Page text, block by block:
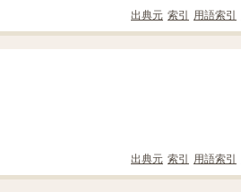
出典元 索引 用語索引
出典元 索引 用語索引